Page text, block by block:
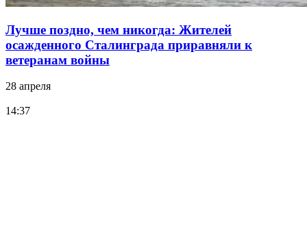
Лучше поздно, чем никогда: Жителей
осажденного Сталинграда приравняли к
ветеранам войны
28 апреля
14:37